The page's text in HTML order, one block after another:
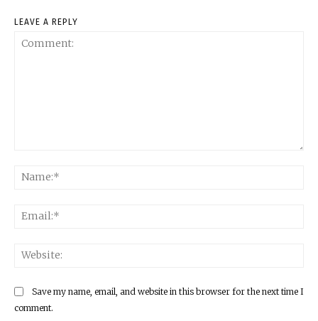
LEAVE A REPLY
Save my name, email, and website in this browser for the next time I
comment.